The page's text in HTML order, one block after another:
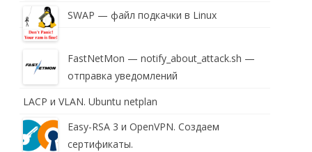
SWAP — файл подкачки в Linux
FastNetMon — notify_about_attack.sh —
отправка уведомлений
LACP и VLAN. Ubuntu netplan
Easy-RSA 3 и OpenVPN. Создаем
сертификаты.